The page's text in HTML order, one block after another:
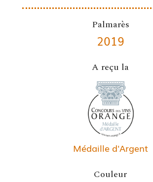
Palmarès
2019
A reçu la
Médaille d'Argent
Couleur